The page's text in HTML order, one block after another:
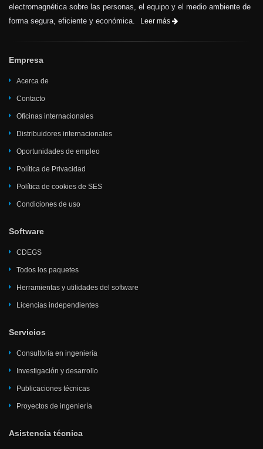
electromagnética sobre las personas, el equipo y el medio ambiente de
forma segura, eficiente y económica.
Leer más
Empresa
Acerca de
Contacto
Oficinas internacionales
Distribuidores internacionales
Oportunidades de empleo
Política de Privacidad
Política de cookies de SES
Condiciones de uso
Software
CDEGS
Todos los paquetes
Herramientas y utilidades del software
Licencias independientes
Servicios
Consultoría en ingeniería
Investigación y desarrollo
Publicaciones técnicas
Proyectos de ingeniería
Asistencia técnica